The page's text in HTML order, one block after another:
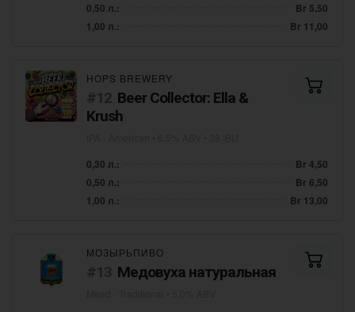
0,50 л.:
Br 5,50
1,00 л.:
Br 11,00
HOPS BREWERY
Beer Collector: Ella &
Krush
0,30 л.:
Br 4,50
0,50 л.:
Br 6,50
1,00 л.:
Br 13,00
МОЗЫРЬПИВО
Медовуха натуральная